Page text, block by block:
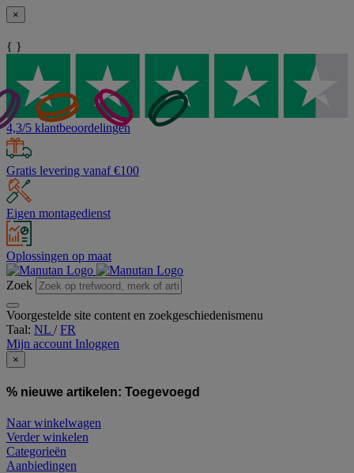
×
{ }
4,3/5 klantbeoordelingen
Gratis levering vanaf €100
Eigen montagedienst
Oplossingen op maat
Zoek
Voorgestelde site content en zoekgeschiedenismenu
Taal: NL /FR
Mijn account Inloggen
×
% nieuwe artikelen: Toegevoegd
Naar winkelwagen
Verder winkelen
Categorieën
Aanbiedingen